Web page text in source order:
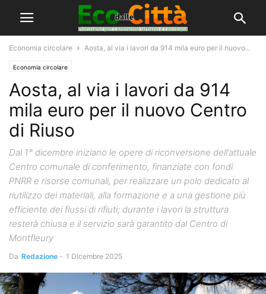
Economia circolare Aosta, al via i lavori da 914 mila euro per il nuovo...
Economia circolare
Aosta, al via i lavori da 914
mila euro per il nuovo Centro
di Riuso
Dal 1° dicembre iniziano le opere di riconversione dell’attuale
Centro comunale di conferimento, finanziate con fondi
PNRR e risorse comunali, per realizzare un polo dedicato al
riutilizzo dei materiali, alla formazione e a una gestione più
efficiente dei flussi di rifiuti; durante i lavori la struttura
resterà chiusa e il servizio sarà garantito dal Centro di
Montfleury
Da Redazione - 1 Dicembre 2025